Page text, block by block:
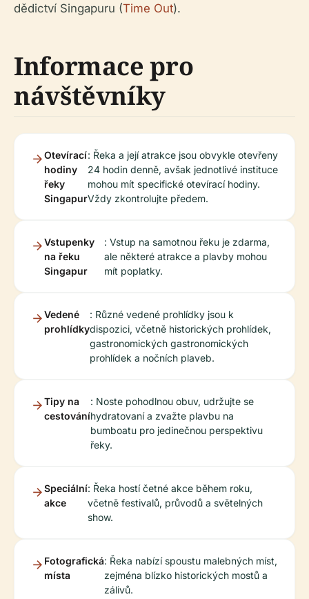
dědictví Singapuru (Time Out).
Informace pro
návštěvníky
Otevírací
hodiny
řeky
Singapur
: Řeka a její atrakce jsou obvykle otevřeny
24 hodin denně, avšak jednotlivé instituce
mohou mít specifické otevírací hodiny.
Vždy zkontrolujte předem.
Vstupenky
na řeku
Singapur
: Vstup na samotnou řeku je zdarma,
ale některé atrakce a plavby mohou
mít poplatky.
Vedené
prohlídky
: Různé vedené prohlídky jsou k
dispozici, včetně historických prohlídek,
gastronomických gastronomických
prohlídek a nočních plaveb.
Tipy na
cestování
: Noste pohodlnou obuv, udržujte se
hydratovaní a zvažte plavbu na
bumboatu pro jedinečnou perspektivu
řeky.
Speciální
akce
: Řeka hostí četné akce během roku,
včetně festivalů, průvodů a světelných
show.
Fotografická
místa
: Řeka nabízí spoustu malebných míst,
zejména blízko historických mostů a
zálivů.